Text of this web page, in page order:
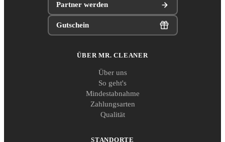
Partner werden
Gutschein
ÜBER MR. CLEANER
Über uns
So geht's
Mindestabnahme
Zahlungsarten
Qualität
STANDORTE